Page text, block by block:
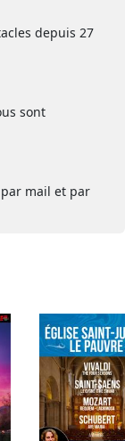
depuis 27
sont
mail et par